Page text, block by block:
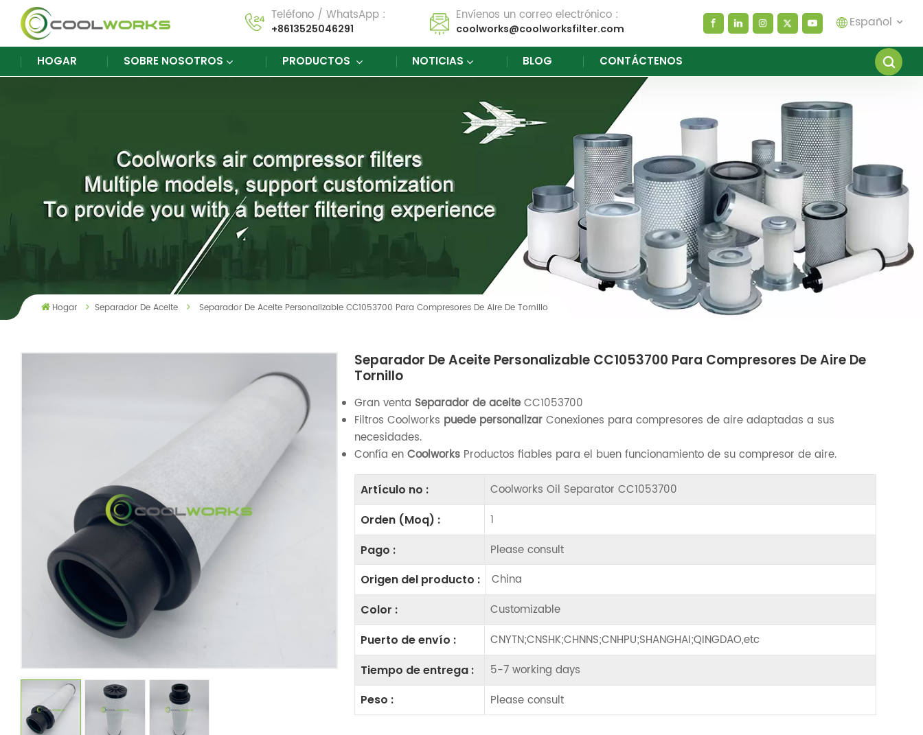
Teléfono / WhatsApp :
+8613525046291
Envíenos un correo electrónico :
coolworks@coolworksfilter.com Español
español
العربية
русский
Melayu
HOGAR SOBRE NOSOTROS PRODUCTOS NOTICIAS BLOG CONTÁCTENOS
Hogar Separador De Aceite Separador De Aceite Personalizable CC1053700 Para Compresores De Aire De Tornillo
Separador De Aceite Personalizable CC1053700 Para Compresores De Aire De
Tornillo
Gran venta Separador de aceiteCC1053700
Filtros Coolworks puede personalizarConexiones para compresores de aire adaptadas a sus
necesidades.
Confía en CoolworksProductos fiables para el buen funcionamiento de su compresor de aire.
Artículo no : Coolworks Oil Separator CC1053700
Orden (Moq) : 1
Pago : Please consult
Origen del producto : China
Color : Customizable
Puerto de envío : CNYTN;CNSHK;CHNNS;CNHPU;SHANGHAI;QINGDAO,etc
Tiempo de entrega : 5-7 working days
Peso : Please consult